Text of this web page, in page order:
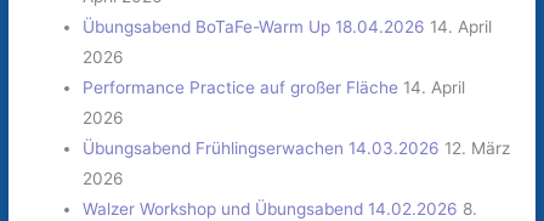
Übungsabend BoTaFe-Warm Up 18.04.2026 14. April
2026
Performance Practice auf großer Fläche 14. April
2026
Übungsabend Frühlingserwachen 14.03.2026 12. März
2026
Walzer Workshop und Übungsabend 14.02.2026 8.